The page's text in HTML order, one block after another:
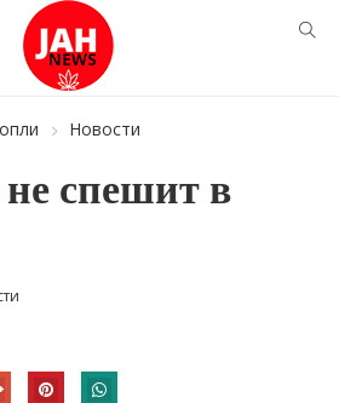
Новости
спешит в